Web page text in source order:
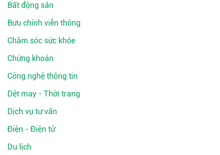
Bất động sản
Bưu chính viễn thông
Chăm sóc sức khỏe
Chứng khoán
Công nghệ thông tin
Dệt may - Thời trang
Dịch vụ tư vấn
Điện - Điện tử
Du lịch